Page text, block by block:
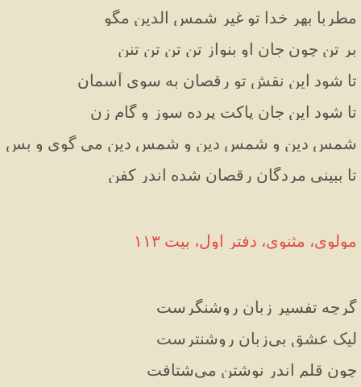
مطربا بهر خدا تو غیر شمس الدین مگو
بر تن چون جان او بنواز تن تن تن تنن
تا شود این نقش تو رقصان به سوی آسمان
تا شود این جان پاکت پرده سوز و گام زن
شمس دین و شمس دین و شمس دین می گوی و بس
تا ببینی مردگان رقصان شده اندر کفن
مولوی، مثنوی، دفتر اول، بیت ۱۱۳
گرچه تفسیر زبان روشنگرست
لیک عشق بی‌زبان روشنترست
چون قلم اندر نوشتن می‌شتافت